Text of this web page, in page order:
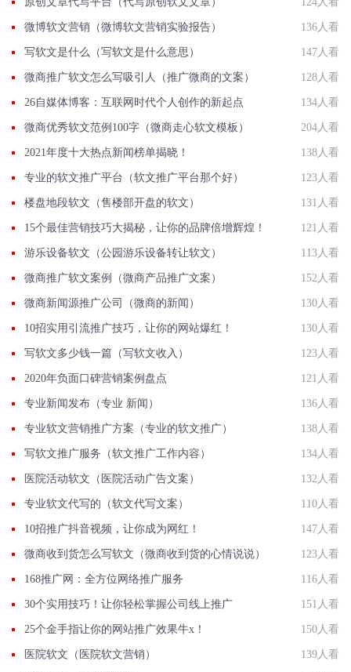
微博软文营销（微博软文营销实验报告） 136人看
写软文是什么（写软文是什么意思） 147人看
微商推广软文怎么写吸引人（推广微商的文案） 128人看
26自媒体博客：互联网时代个人创作的新起点 134人看
微商优秀软文范例100字（微商走心软文模板） 204人看
2021年度十大热点新闻榜单揭晓！ 138人看
专业的软文推广平台（软文推广平台那个好） 123人看
楼盘地段软文（售楼部开盘的软文） 131人看
15个最佳营销技巧大揭秘，让你的品牌倍增辉煌！ 121人看
游乐设备软文（公园游乐设备转让软文） 113人看
微商推广软文案例（微商产品推广文案） 152人看
微商新闻源推广公司（微商的新闻） 130人看
10招实用引流推广技巧，让你的网站爆红！ 130人看
写软文多少钱一篇（写软文收入） 123人看
2020年负面口碑营销案例盘点 121人看
专业新闻发布（专业 新闻） 136人看
专业软文营销推广方案（专业的软文推广） 138人看
写软文推广服务（软文推广工作内容） 134人看
医院活动软文（医院活动广告文案） 132人看
专业软文代写的（软文代写文案） 110人看
10招推广抖音视频，让你成为网红！ 147人看
微商收到货怎么写软文（微商收到货的心情说说） 123人看
168推广网：全方位网络推广服务 116人看
30个实用技巧！让你轻松掌握公司线上推广 151人看
25个金手指让你的网站推广效果牛x！ 150人看
医院软文（医院软文营销） 139人看